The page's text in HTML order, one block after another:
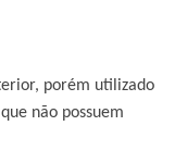
porém utilizado
não possuem